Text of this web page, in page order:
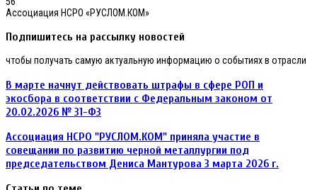
Ассоциация НСРО «РУСЛОМ.КОМ»
Подпишитесь на рассылку новостей
чтобы получать самую актуальную информацию о событиях в отрасли
В
марте
начнут
действовать
в
сфере
РОП
экосбора
В марте начнут действовать штрафы в сфере РОП и
экосбора в соответствии с Федеральным законом от
20.02.2026 № 31-ФЗ
Ассоциация
НСРО
"РУСЛОМ.КОМ"
приняла
Ассоциация НСРО "РУСЛОМ.КОМ" приняла участие в
совещании по развитию черной металлургии под
председательством Дениса Мантурова 3 марта 2026 г.